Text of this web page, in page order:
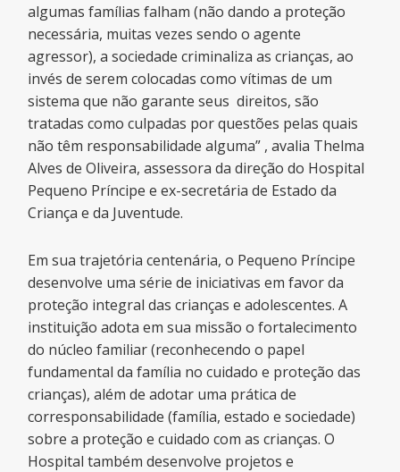
algumas famílias falham (não dando a proteção
necessária, muitas vezes sendo o agente
agressor), a sociedade criminaliza as crianças, ao
invés de serem colocadas como vítimas de um
sistema que não garante seus direitos, são
tratadas como culpadas por questões pelas quais
não têm responsabilidade alguma” , avalia Thelma
Alves de Oliveira, assessora da direção do Hospital
Pequeno Príncipe e ex-secretária de Estado da
Criança e da Juventude.
Em sua trajetória centenária, o Pequeno Príncipe
desenvolve uma série de iniciativas em favor da
proteção integral das crianças e adolescentes. A
instituição adota em sua missão o fortalecimento
do núcleo familiar (reconhecendo o papel
fundamental da família no cuidado e proteção das
crianças), além de adotar uma prática de
corresponsabilidade (família, estado e sociedade)
sobre a proteção e cuidado com as crianças. O
Hospital também desenvolve projetos e